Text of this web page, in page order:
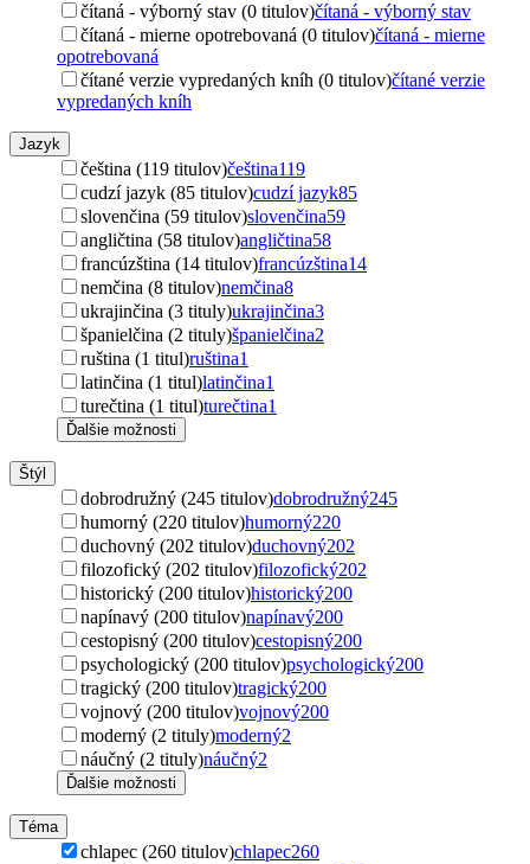
čítaná - výborný stav (0 titulov)čítaná - výborný stav
čítaná - mierne opotrebovaná (0 titulov)čítaná - mierne
opotrebovaná
čítané verzie vypredaných kníh (0 titulov)čítané verzie
vypredaných kníh
Jazyk
čeština (119 titulov)čeština119
cudzí jazyk (85 titulov)cudzí jazyk85
slovenčina (59 titulov)slovenčina59
angličtina (58 titulov)angličtina58
francúzština (14 titulov)francúzština14
nemčina (8 titulov)nemčina8
ukrajinčina (3 tituly)ukrajinčina3
španielčina (2 tituly)španielčina2
ruština (1 titul)ruština1
latinčina (1 titul)latinčina1
turečtina (1 titul)turečtina1
Ďalšie možnosti
Štýl
dobrodružný (245 titulov)dobrodružný245
humorný (220 titulov)humorný220
duchovný (202 titulov)duchovný202
filozofický (202 titulov)filozofický202
historický (200 titulov)historický200
napínavý (200 titulov)napínavý200
cestopisný (200 titulov)cestopisný200
psychologický (200 titulov)psychologický200
tragický (200 titulov)tragický200
vojnový (200 titulov)vojnový200
moderný (2 tituly)moderný2
náučný (2 tituly)náučný2
Ďalšie možnosti
Téma
chlapec (260 titulov)chlapec260